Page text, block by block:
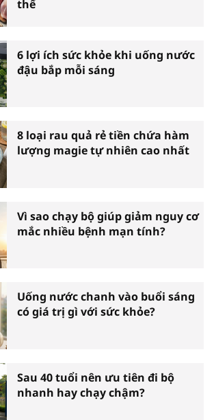
thể
6 lợi ích sức khỏe khi uống nước
đậu bắp mỗi sáng
8 loại rau quả rẻ tiền chứa hàm
lượng magie tự nhiên cao nhất
Vì sao chạy bộ giúp giảm nguy cơ
mắc nhiều bệnh mạn tính?
Uống nước chanh vào buổi sáng
có giá trị gì với sức khỏe?
Sau 40 tuổi nên ưu tiên đi bộ
nhanh hay chạy chậm?